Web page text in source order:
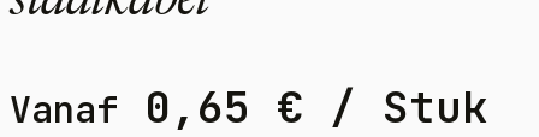
Vanaf 0,65 € / Stuk